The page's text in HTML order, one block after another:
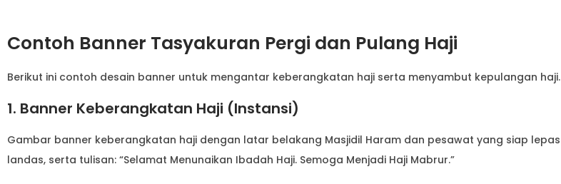
Contoh Banner Tasyakuran Pergi dan Pulang Haji
Berikut ini contoh desain banner untuk mengantar keberangkatan haji serta menyambut kepulangan haji.
1. Banner Keberangkatan Haji (Instansi)
Gambar banner keberangkatan haji dengan latar belakang Masjidil Haram dan pesawat yang siap lepas
landas, serta tulisan: “Selamat Menunaikan Ibadah Haji. Semoga Menjadi Haji Mabrur.”